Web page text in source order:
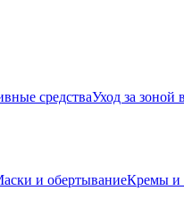
средстваУход за зоной
и обертываниеКремы и